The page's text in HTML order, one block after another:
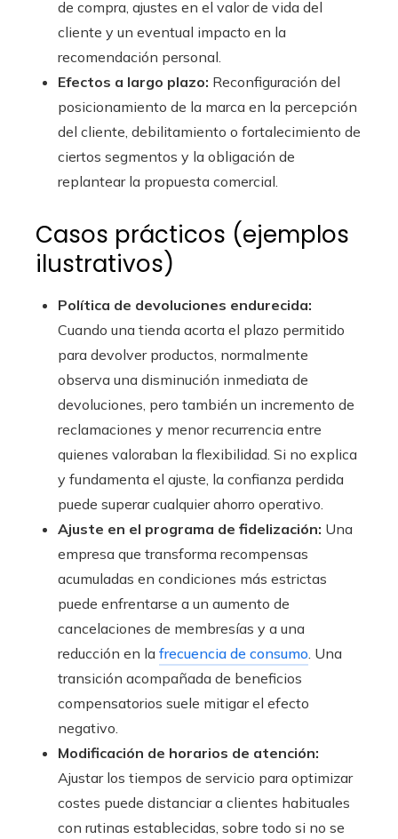
de compra, ajustes en el valor de vida del
cliente y un eventual impacto en la
recomendación personal.
Efectos a largo plazo: Reconfiguración del
posicionamiento de la marca en la percepción
del cliente, debilitamiento o fortalecimiento de
ciertos segmentos y la obligación de
replantear la propuesta comercial.
Casos prácticos (ejemplos
ilustrativos)
Política de devoluciones endurecida:
Cuando una tienda acorta el plazo permitido
para devolver productos, normalmente
observa una disminución inmediata de
devoluciones, pero también un incremento de
reclamaciones y menor recurrencia entre
quienes valoraban la flexibilidad. Si no explica
y fundamenta el ajuste, la confianza perdida
puede superar cualquier ahorro operativo.
Ajuste en el programa de fidelización: Una
empresa que transforma recompensas
acumuladas en condiciones más estrictas
puede enfrentarse a un aumento de
cancelaciones de membresías y a una
reducción en la frecuencia de consumo. Una
transición acompañada de beneficios
compensatorios suele mitigar el efecto
negativo.
Modificación de horarios de atención:
Ajustar los tiempos de servicio para optimizar
costes puede distanciar a clientes habituales
con rutinas establecidas, sobre todo si no se